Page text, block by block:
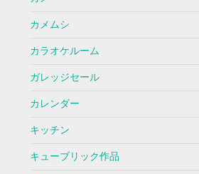
カメムシ
カラオケルーム
ガレッジセール
カレンダー
キッチン
キューブリック作品